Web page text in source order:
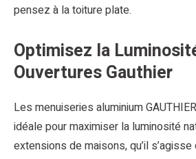
pensez à la toiture plate.
Optimisez la
Ouvertures Gauthier
Les menuiseries aluminium
idéale pour maximiser la luminosité
extensions de maisons, qu’il s’agisse